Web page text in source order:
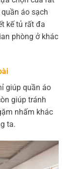
áo sạch
kế tủ rất đa
phòng ở khác
giúp quần áo
giúp tránh
nhấm khác
ta.